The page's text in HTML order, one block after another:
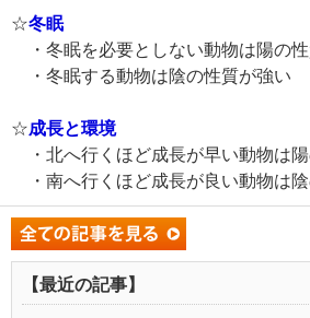
☆冬眠
・冬眠を必要としない動物は陽の
・冬眠する動物は陰の性質が強い
☆成長と環境
・北へ行くほど成長が早い動物は
・南へ行くほど成長が良い動物は
【最近の記事】